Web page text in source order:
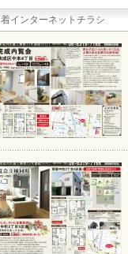
インターネットチラシ